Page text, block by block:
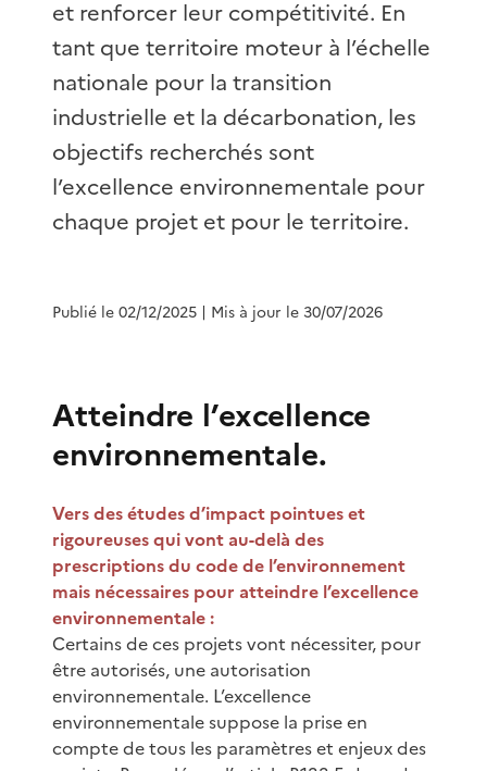
et renforcer leur compétitivité. En
tant que territoire moteur à l’échelle
nationale pour la transition
industrielle et la décarbonation, les
objectifs recherchés sont
l’excellence environnementale pour
chaque projet et pour le territoire.
Publié le 02/12/2025 | Mis à jour le 30/07/2026
Atteindre l’excellence
environnementale.
Vers des études d’impact pointues et
rigoureuses qui vont au-delà des
prescriptions du code de l’environnement
mais nécessaires pour atteindre l’excellence
environnementale :
Certains de ces projets vont nécessiter, pour
être autorisés, une autorisation
environnementale. L’excellence
environnementale suppose la prise en
compte de tous les paramètres et enjeux des